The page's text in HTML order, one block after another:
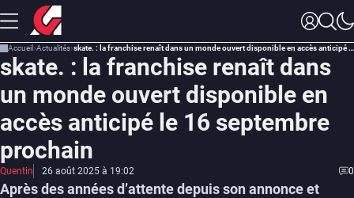
Accueil Actualités skate. : la franchise renaît dans un monde ouvert disponible en accès anticipé le 16 septembre prochain
skate. : la franchise renaît dans
un monde ouvert disponible en
accès anticipé le 16 septembre
prochain
Quentin 26 août 2025 à 19:02 0
Après des années d’attente depuis son annonce et